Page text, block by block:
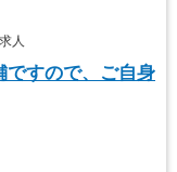
人
ですので、ご自身